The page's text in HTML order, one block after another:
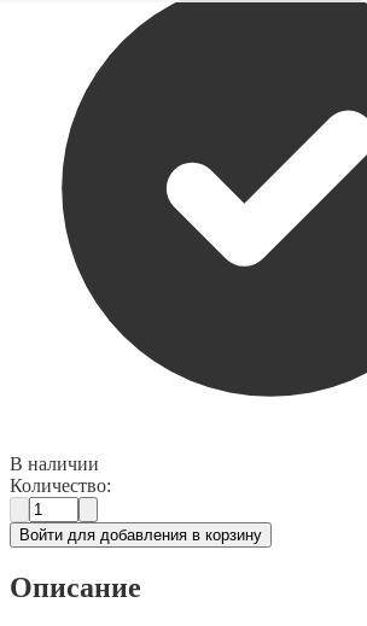
В наличии
Количество:
Войти для добавления в корзину
Описание